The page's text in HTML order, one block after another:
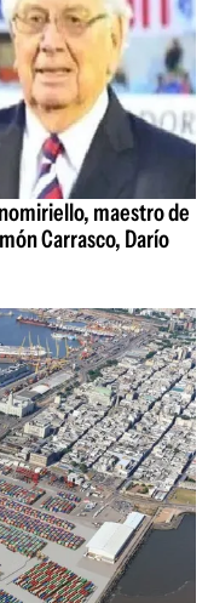
maestro de
Carrasco, Darío